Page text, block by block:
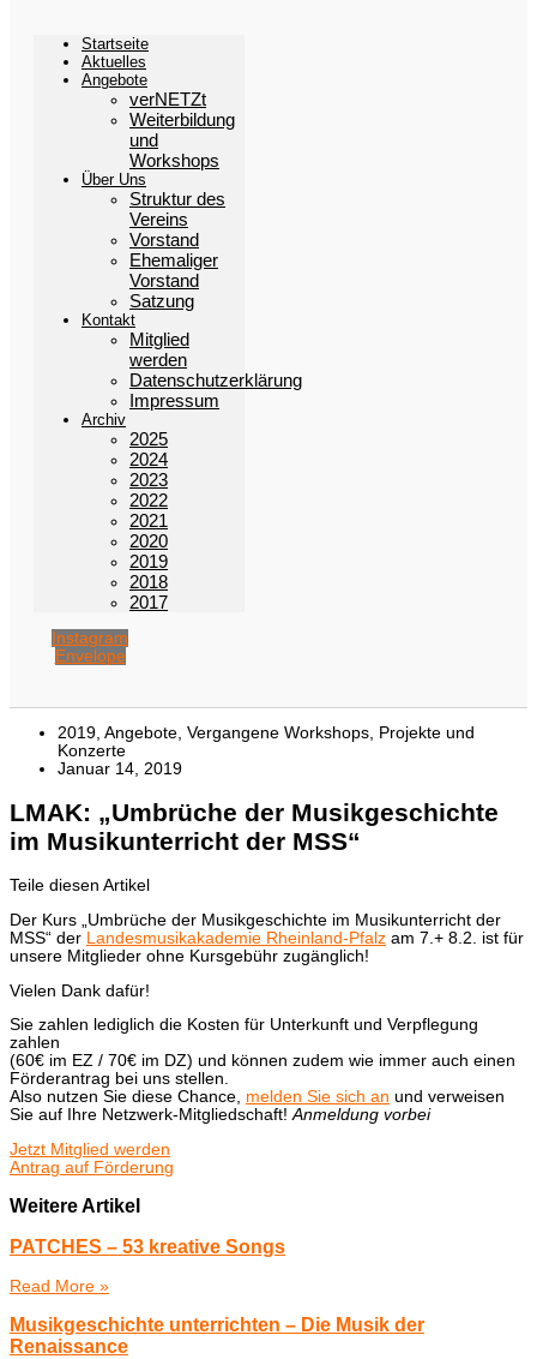
Startseite
Aktuelles
Angebote
verNETZt
Weiterbildung
und
Workshops
Über Uns
Struktur des
Vereins
Vorstand
Ehemaliger
Vorstand
Satzung
Kontakt
Mitglied
werden
Datenschutzerklärung
Impressum
Archiv
2025
2024
2023
2022
2021
2020
2019
2018
2017
Instagram
Envelope
2019, Angebote, Vergangene Workshops, Projekte und
Konzerte
Januar 14, 2019
LMAK: „Umbrüche der Musikgeschichte
im Musikunterricht der MSS“
Teile diesen Artikel
Der Kurs „Umbrüche der Musikgeschichte im Musikunterricht der
MSS“ der Landesmusikakademie Rheinland-Pfalz am 7.+ 8.2. ist für
unsere Mitglieder ohne Kursgebühr zugänglich!
Vielen Dank dafür!
Sie zahlen lediglich die Kosten für Unterkunft und Verpflegung
zahlen
(60€ im EZ / 70€ im DZ) und können zudem wie immer auch einen
Förderantrag bei uns stellen.
Also nutzen Sie diese Chance, melden Sie sich an und verweisen
Sie auf Ihre Netzwerk-Mitgliedschaft!Anmeldung vorbei
Jetzt Mitglied werden
Antrag auf Förderung
Weitere Artikel
PATCHES – 53 kreative Songs
Read More »
Musikgeschichte unterrichten – Die Musik der
Renaissance